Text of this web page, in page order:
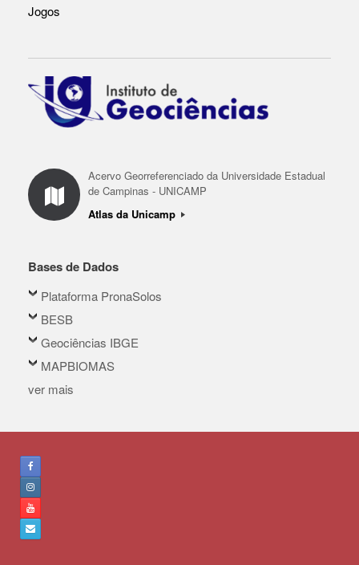
Jogos
Acervo Georreferenciado da Universidade Estadual
de Campinas - UNICAMP
Atlas da Unicamp
Bases de Dados
Plataforma PronaSolos
BESB
Geociências IBGE
MAPBIOMAS
ver mais